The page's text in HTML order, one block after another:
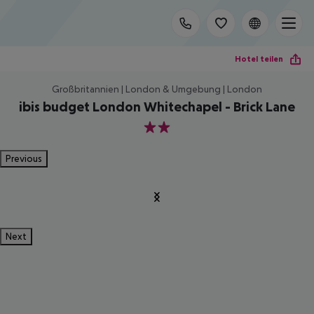
Hotel teilen
Großbritannien | London & Umgebung | London
ibis budget London Whitechapel - Brick Lane
2
Previous
Next